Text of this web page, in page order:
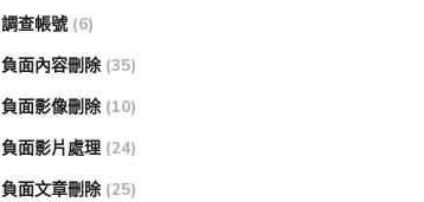
調查帳號 (6)
負面內容刪除 (35)
負面影像刪除 (10)
負面影片處理 (24)
負面文章刪除 (25)